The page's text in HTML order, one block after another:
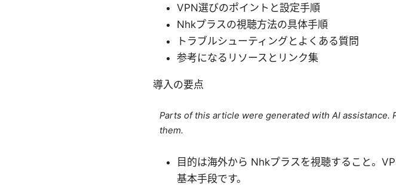
VPN選びのポイントと設定手順
Nhkプラスの視聴方法の具体手順
トラブルシューティングとよくある質問
参考になるリソースとリンク集
導入の要点
Parts of this article were generated with AI
them.
目的は海外から Nhkプラスを視聴すること。
基本手段です。